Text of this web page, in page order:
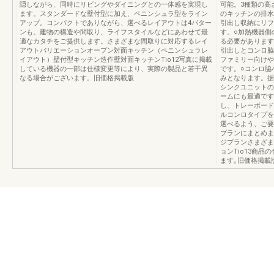
隠しながら、同時にリビングやダイニングとの一体感を実現し
ます。スタンダードな壁付型に加え、ペニンシュラ型をライン
アップ。コンパクトでありながら、選べるレイアウトは4パター
ンも。建物の構造や間取り、ライフスタイルなどにあわせて最
適なカタチをご提供します。さまざまな間取りに対応するレイ
アウトバリエーションオープン対面キッチン（ペニンシュラレ
イアウト）壁付型キッチン造作壁対面キッチンTio12写真に掲載
している機器の一部は仕様変更等により、実際の製品と若干異
なる場合がございます。旧価格掲載版
可能。3種類の
のキッチンの排
引出し収納にリ
す。○加熱機器側
る必要がありま
引出しとコンロ
ファミリー向け
です。○コンロ脇
みとなります。
シンクユニット
ームにも最適で
し、トレーボー
ルコンロタイプ
選べるよう、ご
プランにまとめ
ジプランさまざ
ョンTio13商品
ます｡旧価格掲載